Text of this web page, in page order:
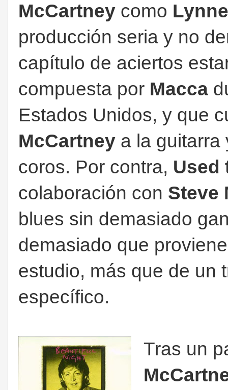
McCartney como
producción seria y no
capítulo de aciertos
compuesta por Macca
Estados Unidos, y que
McCartney a la
coros. Por contra, Used
colaboración con Steve
blues sin demasiado
demasiado que
estudio, más que de un
específico.
Tras un